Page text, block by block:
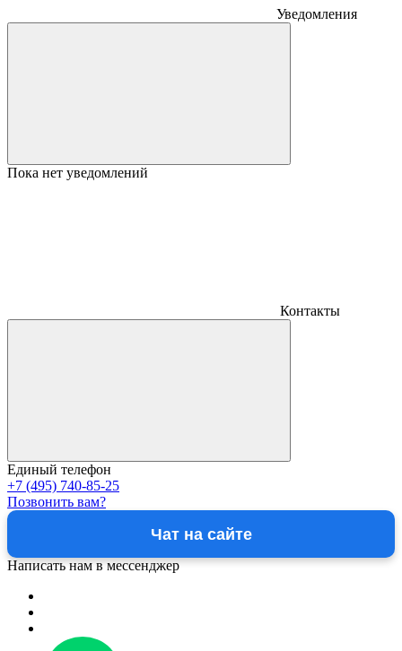
Уведомления
Пока нет уведомлений
Контакты
Единый телефон
+7 (495) 740-85-25
Позвонить вам?
Чат на сайте
Написать нам в мессенджер